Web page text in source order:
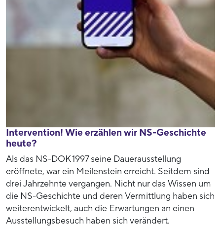
Intervention! Wie erzählen wir NS-Geschichte
heute?
Als das NS-DOK 1997 seine Dauerausstellung
eröffnete, war ein Meilenstein erreicht. Seitdem sind
drei Jahrzehnte vergangen. Nicht nur das Wissen um
die NS-Geschichte und deren Vermittlung haben sich
weiterentwickelt, auch die Erwartungen an einen
Ausstellungsbesuch haben sich verändert.